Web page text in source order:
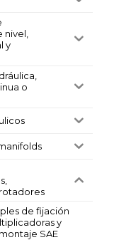
y
o
de fijación
y
SAE